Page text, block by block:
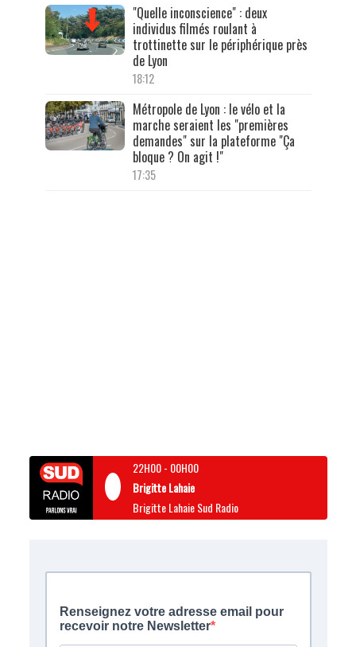
"Quelle inconscience" : deux
individus filmés roulant à
trottinette sur le périphérique près
de Lyon
18:12
Métropole de Lyon : le vélo et la
marche seraient les "premières
demandes" sur la plateforme "Ça
bloque ? On agit !"
17:35
22H00- 00H00
Brigitte Lahaie
Brigitte Lahaie Sud Radio